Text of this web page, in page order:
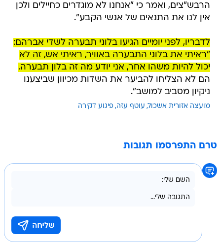
הרבש"צים, ואמר כי "אנחנו לא מוגדרים כחיילים ולכן
אין לנו את התנאים של אנשי הקבע".
לדבריו, לפני יומיים הגיעו בלוני תבערה לשדי אברהם:
"ראיתי את בלוני התבערה באוויר, ראיתי אש, זה לא
יכול להיות משהו אחר, אני יודע מה זה בלון תבערה.
הם לא הצליחו להביער את השדות מכיוון שביצענו
ניקיון מסביב למושב".
מועצה אזורית אשכול עוטף עזה פיגוע דקירה
טרם התפרסמו תגובות